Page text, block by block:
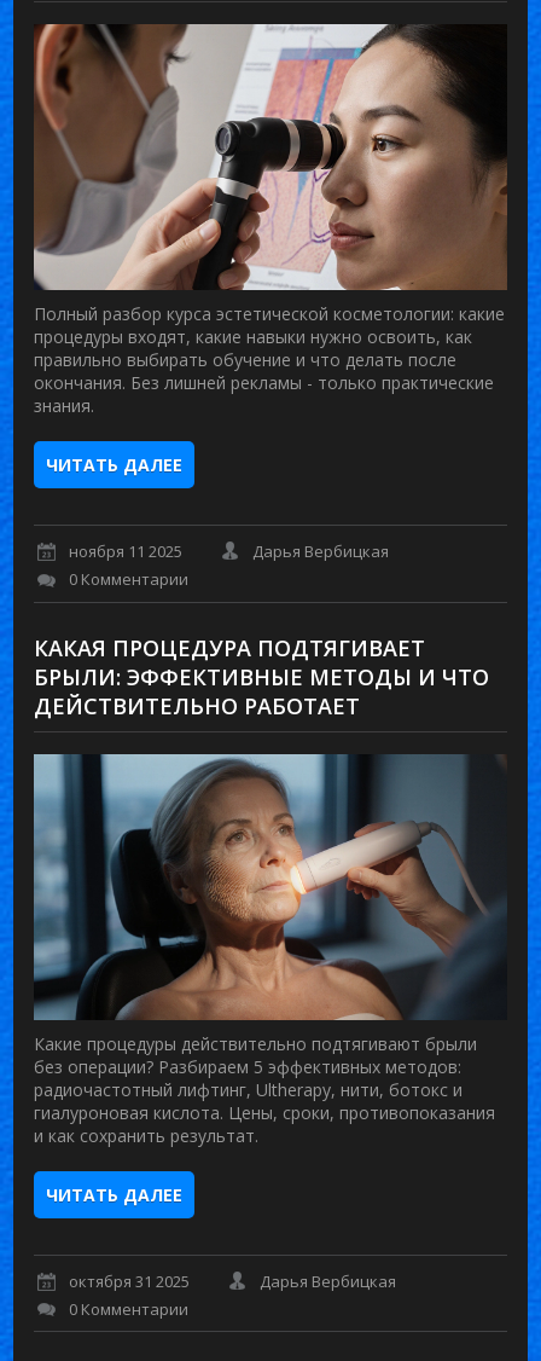
Полный разбор курса эстетической косметологии: какие
процедуры входят, какие навыки нужно освоить, как
правильно выбирать обучение и что делать после
окончания. Без лишней рекламы - только практические
знания.
ЧИТАТЬ ДАЛЕЕ
ноября 11 2025
Дарья Вербицкая
0 Комментарии
КАКАЯ ПРОЦЕДУРА ПОДТЯГИВАЕТ
БРЫЛИ: ЭФФЕКТИВНЫЕ МЕТОДЫ И ЧТО
ДЕЙСТВИТЕЛЬНО РАБОТАЕТ
Какие процедуры действительно подтягивают брыли
без операции? Разбираем 5 эффективных методов:
радиочастотный лифтинг, Ultherapy, нити, ботокс и
гиалуроновая кислота. Цены, сроки, противопоказания
и как сохранить результат.
ЧИТАТЬ ДАЛЕЕ
октября 31 2025
Дарья Вербицкая
0 Комментарии